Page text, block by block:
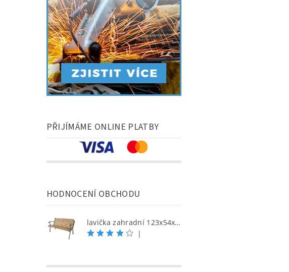
PŘIJÍMÁME ONLINE PLATBY
HODNOCENÍ OBCHODU
lavička zahradní 123x54x77cm litina/dřevo
|